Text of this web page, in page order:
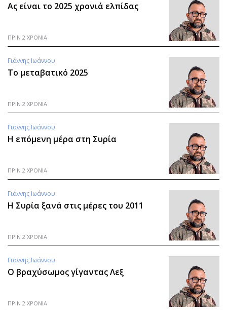
Ας είναι το 2025 χρονιά ελπίδας
ΠΡΙΝ 2 ΧΡΟΝΙΑ
Γιάννης Ιωάννου
Το μεταβατικό 2025
ΠΡΙΝ 2 ΧΡΟΝΙΑ
Γιάννης Ιωάννου
Η επόμενη μέρα στη Συρία
ΠΡΙΝ 2 ΧΡΟΝΙΑ
Γιάννης Ιωάννου
Η Συρία ξανά στις μέρες του 2011
ΠΡΙΝ 2 ΧΡΟΝΙΑ
Γιάννης Ιωάννου
Ο βραχύσωμος γίγαντας Λεξ
ΠΡΙΝ 2 ΧΡΟΝΙΑ